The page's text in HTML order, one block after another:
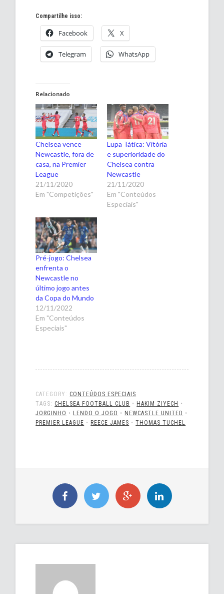
Compartilhe isso:
Facebook X
Telegram WhatsApp
Relacionado
Chelsea vence
Newcastle, fora de
casa, na Premier
League
21/11/2020
Em "Competições"
Lupa Tática: Vitória
e superioridade do
Chelsea contra
Newcastle
21/11/2020
Em "Conteúdos
Especiais"
Pré-jogo: Chelsea
enfrenta o
Newcastle no
último jogo antes
da Copa do Mundo
12/11/2022
Em "Conteúdos
Especiais"
CATEGORY: CONTEÚDOS ESPECIAIS
TAGS: CHELSEA FOOTBALL CLUB • HAKIM ZIYECH •
JORGINHO • LENDO O JOGO • NEWCASTLE UNITED •
PREMIER LEAGUE • REECE JAMES •THOMAS TUCHEL